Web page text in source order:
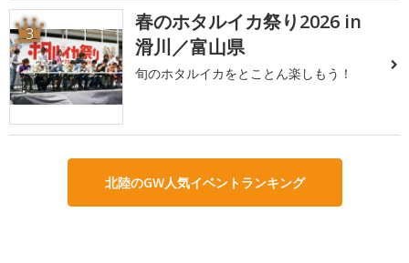
3
春のホタルイカ祭り2026 in
滑川／富山県
旬のホタルイカをとことん楽しもう！
北陸のGW人気イベントランキング